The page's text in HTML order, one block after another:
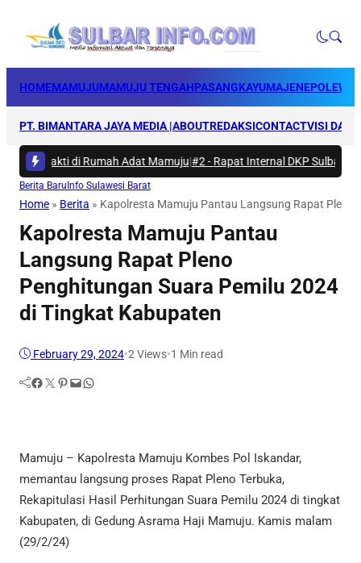
HOMEMAMUJUMAMUJU TENGAHPASANGKAYUMAJENE
PT. BIMANTARA JAYA MEDIA |ABOUTREDAKSICONTACTVISI DAN
Bakti di Rumah Adat Mamuju|#2 -Rapat Internal DKP Sulbar,
Berita Baru Info Sulawesi Barat
Home » Berita » Kapolresta Mamuju Pantau Langsung Rapat
Kapolresta Mamuju Pantau
Langsung Rapat Pleno
Penghitungan Suara Pemilu 2024
di Tingkat Kabupaten
February 29, 2024•2 Views•1 Min read
Facebook Twitter Pinterest Mail WhatsApp
Mamuju – Kapolresta Mamuju Kombes Pol Iskandar,
memantau langsung proses Rapat Pleno Terbuka,
Rekapitulasi Hasil Perhitungan Suara Pemilu 2024 di tingkat
Kabupaten, di Gedung Asrama Haji Mamuju. Kamis malam
(29/2/24)